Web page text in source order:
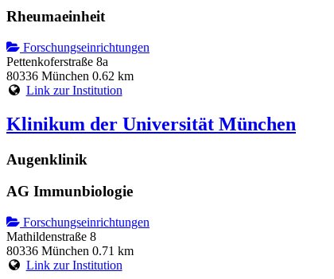
Rheumaeinheit
Forschungseinrichtungen
Pettenkoferstraße 8a
80336 München 0.62 km
Link zur Institution
Klinikum der Universität München
Augenklinik
AG Immunbiologie
Forschungseinrichtungen
Mathildenstraße 8
80336 München 0.71 km
Link zur Institution